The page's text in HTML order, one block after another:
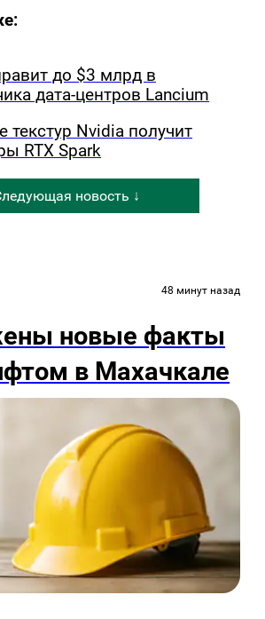
до $3 млрд в
дата-центров Lancium
текстур Nvidia получит
RTX Spark
новость ↓
48 минут назад
новые факты
в Махачкале